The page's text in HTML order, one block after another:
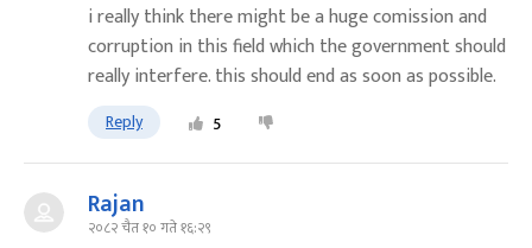
i really think there might be a huge comission and
corruption in this field which the government should
really interfere. this should end as soon as possible.
Reply 5
Rajan
२०८२ चैत १० गते १६:२९